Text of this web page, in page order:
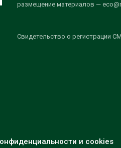
размещение материалов —
Свидетельство о регистрации
и cookies